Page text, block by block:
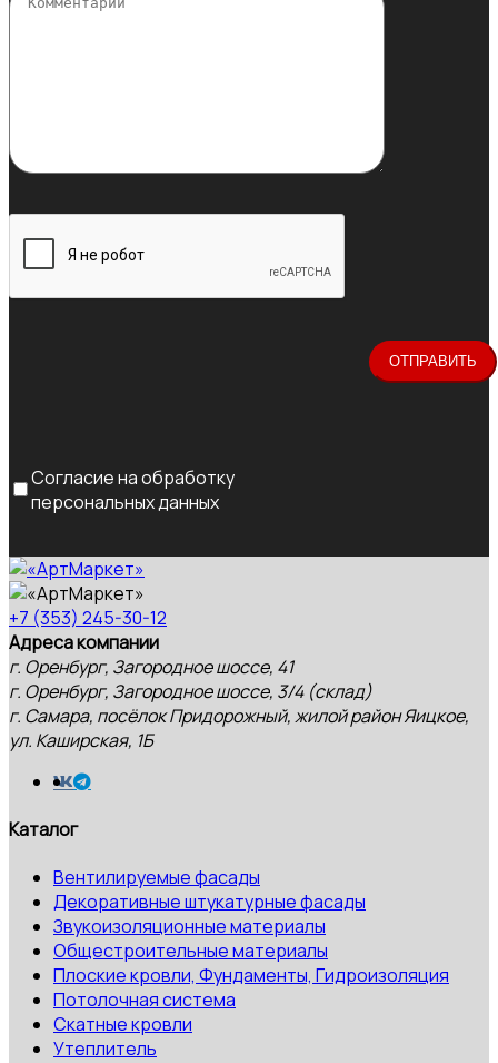
Согласие на обработку
персональных данных
+7 (353) 245-30-12
Адреса компании
г. Оренбург, Загородное шоссе, 41
г. Оренбург, Загородное шоссе, 3/4 (склад)
г. Самара, посёлок Придорожный, жилой район Яицкое,
ул. Каширская, 1Б
Каталог
Вентилируемые фасады
Декоративные штукатурные фасады
Звукоизоляционные материалы
Общестроительные материалы
Плоские кровли, Фундаменты, Гидроизоляция
Потолочная система
Скатные кровли
Утеплитель